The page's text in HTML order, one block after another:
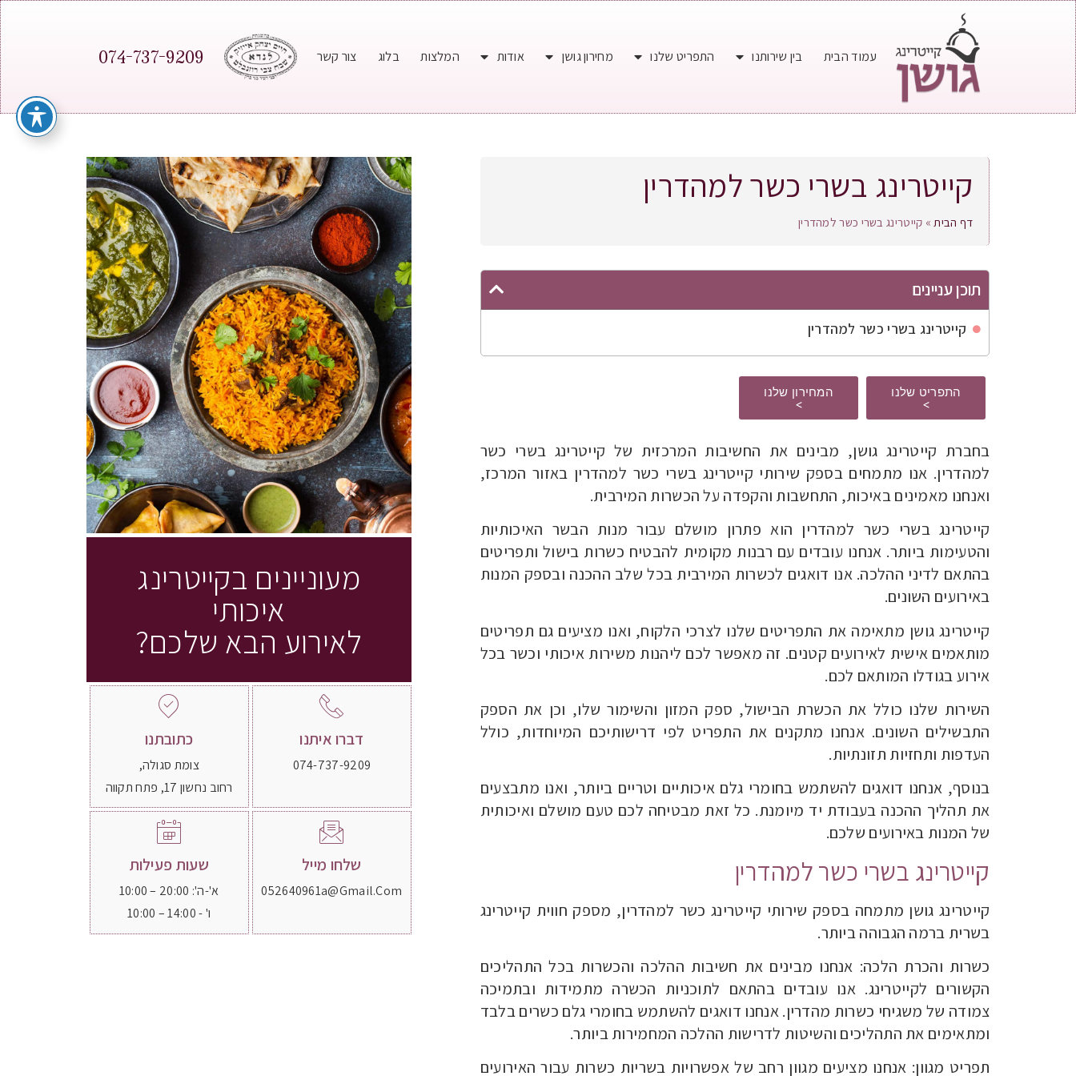
עמוד הבית בין שירותנו התפריט שלנו מחירון גושן אודות המלצות בלוג צור קשר 074-737-9209
קייטרינג בשרי כשר למהדרין
דף הבית » קייטרינג בשרי כשר למהדרין
תוכן עניינים
קייטרינג בשרי כשר למהדרין
התפריט שלנו
>
המחירון שלנו
>
בחברת קייטרינג גושן, מבינים את החשיבות המרכזית של קייטרינג בשרי כשר
למהדרין. אנו מתמחים בספק שירותי קייטרינג בשרי כשר למהדרין באזור המרכז,
ואנחנו מאמינים באיכות, התחשבות והקפדה על הכשרות המירבית.
קייטרינג בשרי כשר למהדרין הוא פתרון מושלם עבור מנות הבשר האיכותיות
והטעימות ביותר. אנחנו עובדים עם רבנות מקומית להבטיח כשרות בישול ותפריטים
בהתאם לדיני ההלכה. אנו דואגים לכשרות המירבית בכל שלב ההכנה ובספק המנות
באירועים השונים.
קייטרינג גושן מתאימה את התפריטים שלנו לצרכי הלקוח, ואנו מציעים גם תפריטים
מותאמים אישית לאירועים קטנים. זה מאפשר לכם ליהנות משירות איכותי וכשר בכל
אירוע בגודלו המותאם לכם.
השירות שלנו כולל את הכשרת הבישול, ספק המזון והשימור שלו, וכן את הספק
התבשילים השונים. אנחנו מתקנים את התפריט לפי דרישותיכם המיוחדות, כולל
העדפות ותחזיות תזונתיות.
בנוסף, אנחנו דואגים להשתמש בחומרי גלם איכותיים וטריים ביותר, ואנו מתבצעים
את תהליך ההכנה בעבודת יד מיומנת. כל זאת מבטיחה לכם טעם מושלם ואיכותית
של המנות באירועים שלכם.
קייטרינג בשרי כשר למהדרין
קייטרינג גושן מתמחה בספק שירותי קייטרינג כשר למהדרין, מספק חווית קייטרינג
בשרית ברמה הגבוהה ביותר.
כשרות והכרת הלכה: אנחנו מבינים את חשיבות ההלכה והכשרות בכל התהליכים
הקשורים לקייטרינג. אנו עובדים בהתאם לתוכניות הכשרה מתמידות ובתמיכה
צמודה של משגיחי כשרות מהדרין. אנחנו דואגים להשתמש בחומרי גלם כשרים בלבד
ומתאימים את התהליכים והשיטות לדרישות ההלכה המחמירות ביותר.
תפריט מגוון: אנחנו מציעים מגוון רחב של אפשרויות בשריות כשרות עבור האירועים
מעוניינים בקייטרינג
איכותי
לאירוע הבא שלכם?
דברו איתנו
074-737-9209
כתובתנו
צומת סגולה,
רחוב נחשון 17, פתח תקווה
שלחו מייל
052640961a@gmail.com
שעות פעילות
א'-ה': 20:00 – 10:00
ו' - 14:00 – 10:00